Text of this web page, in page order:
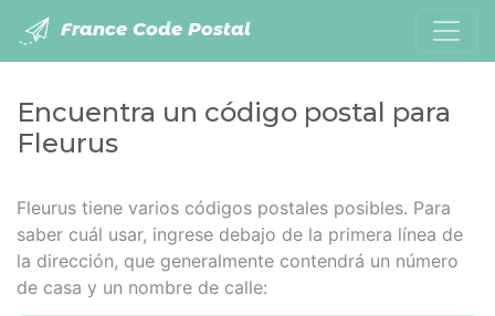
France Code Postal
Encuentra un código postal para
Fleurus
Fleurus tiene varios códigos postales posibles. Para
saber cuál usar, ingrese debajo de la primera línea de
la dirección, que generalmente contendrá un número
de casa y un nombre de calle: